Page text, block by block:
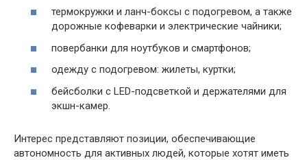
термокружки и ланч-боксы с подогревом, а также
дорожные кофеварки и электрические чайники;
повербанки для ноутбуков и смартфонов;
одежду с подогревом: жилеты, куртки;
бейсболки с LED-подсветкой и держателями для
экшн-камер.
Интерес представляют позиции, обеспечивающие
автономность для активных людей, которые хотят иметь